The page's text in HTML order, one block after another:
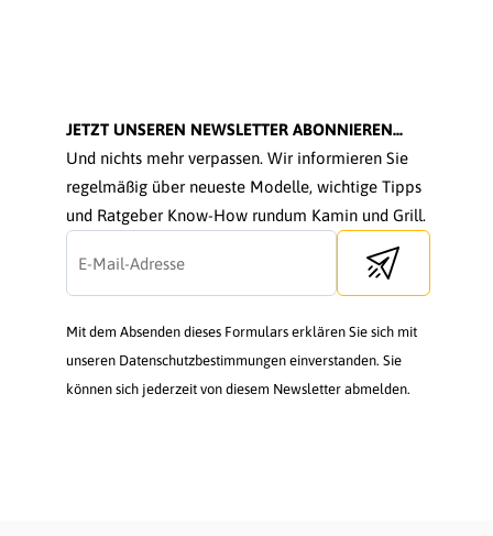
JETZT UNSEREN NEWSLETTER ABONNIEREN...
Und nichts mehr verpassen. Wir informieren Sie
regelmäßig über neueste Modelle, wichtige Tipps
und Ratgeber Know-How rundum Kamin und Grill.
Send newsletter
Mit dem Absenden dieses Formulars erklären Sie sich mit
unseren Datenschutzbestimmungen einverstanden. Sie
können sich jederzeit von diesem Newsletter abmelden.